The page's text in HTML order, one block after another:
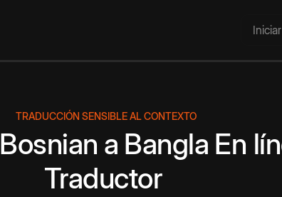
TRADUCCIÓN SENSIBLE AL CONTEXTO
Bosnian a Bangla En
Traductor